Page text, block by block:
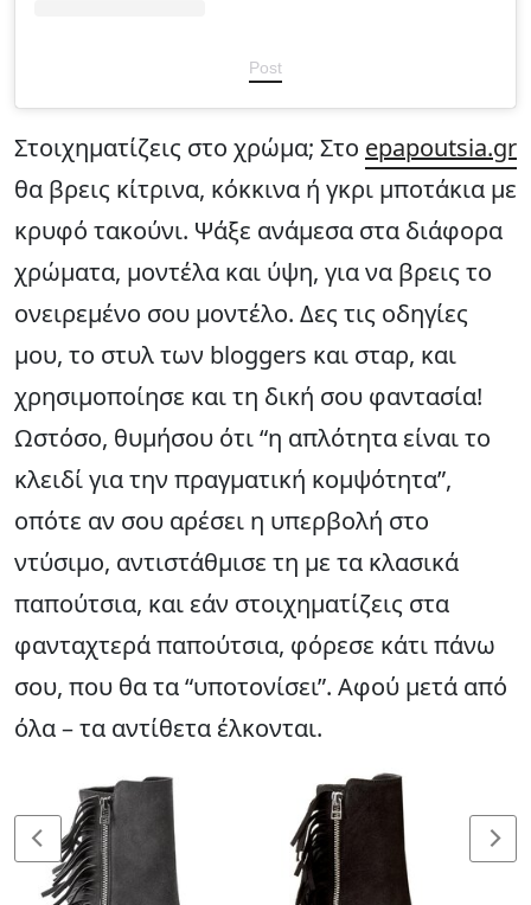
Post
Στοιχηματίζεις στο χρώμα; Στο epapoutsia.gr
θα βρεις κίτρινα, κόκκινα ή γκρι μποτάκια με
κρυφό τακούνι. Ψάξε ανάμεσα στα διάφορα
χρώματα, μοντέλα και ύψη, για να βρεις το
ονειρεμένο σου μοντέλο. Δες τις οδηγίες
μου, το στυλ των bloggers και σταρ, και
χρησιμοποίησε και τη δική σου φαντασία!
Ωστόσο, θυμήσου ότι “η απλότητα είναι το
κλειδί για την πραγματική κομψότητα”,
οπότε αν σου αρέσει η υπερβολή στο
ντύσιμο, αντιστάθμισε τη με τα κλασικά
παπούτσια, και εάν στοιχηματίζεις στα
φανταχτερά παπούτσια, φόρεσε κάτι πάνω
σου, που θα τα “υποτονίσει”. Αφού μετά από
όλα – τα αντίθετα έλκονται.